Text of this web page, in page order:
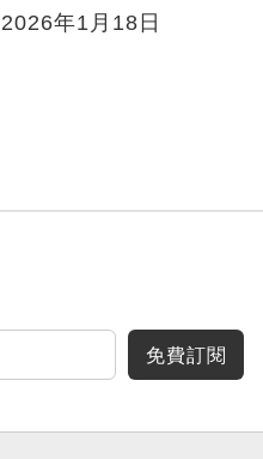
年1月18日
免費訂閱